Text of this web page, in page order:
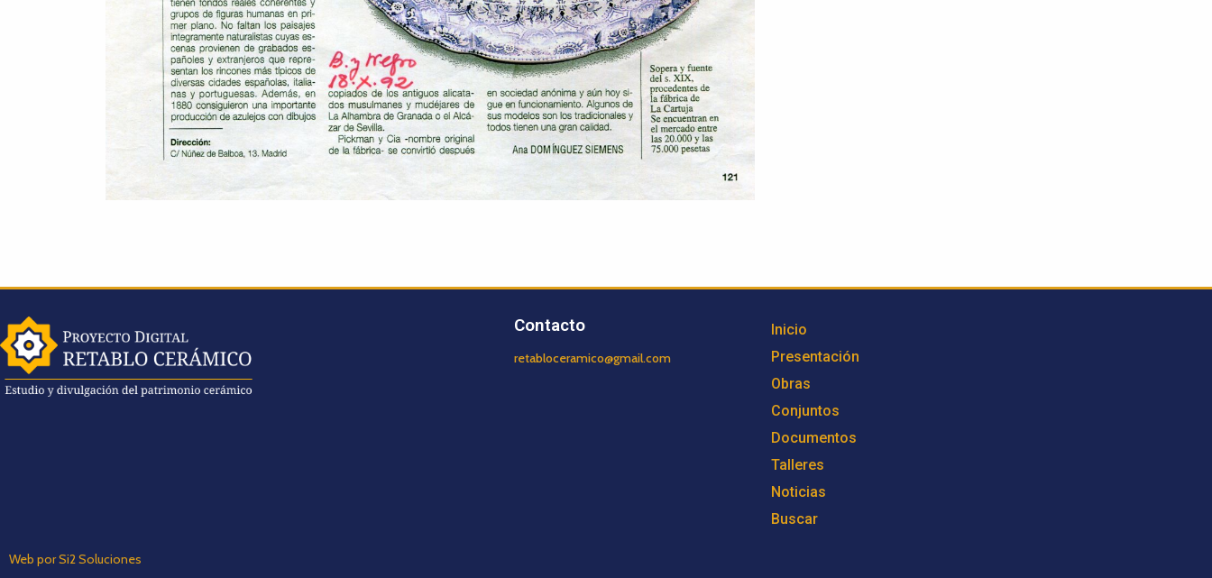
Contacto
retabloceramico@gmail.com
Inicio
Presentación
Obras
Conjuntos
Documentos
Talleres
Noticias
Buscar
Web por Si2 Soluciones